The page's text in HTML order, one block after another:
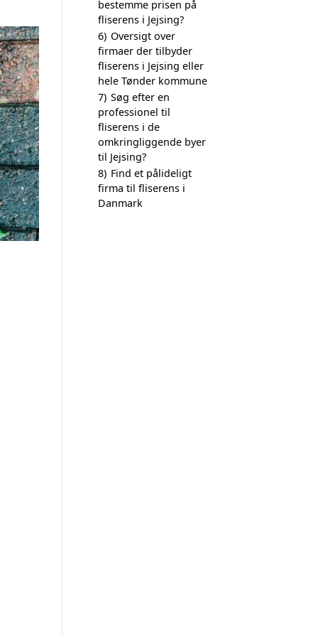
bestemme prisen på
fliserens i Jejsing?
6) Oversigt over
firmaer der tilbyder
fliserens i Jejsing eller
hele Tønder kommune
7) Søg efter en
professionel til
fliserens i de
omkringliggende byer
til Jejsing?
8) Find et pålideligt
firma til fliserens i
Danmark